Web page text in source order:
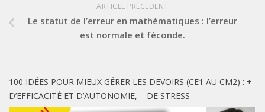
ARTICLE PRÉCÉDENT
Le statut de l’erreur en mathématiques : l’erreur
est normale et féconde.
100 IDÉES POUR MIEUX GÉRER LES DEVOIRS (CE1 AU CM2) : +
D’EFFICACITÉ ET D’AUTONOMIE, – DE STRESS